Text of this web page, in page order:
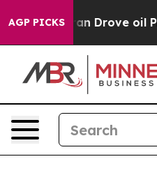
AGP PICKS
With Iran Drove oil